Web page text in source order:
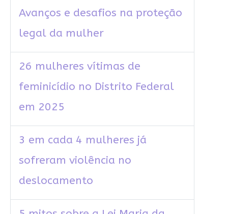
Avanços e desafios na proteção
legal da mulher
26 mulheres vítimas de
feminicídio no Distrito Federal
em 2025
3 em cada 4 mulheres já
sofreram violência no
deslocamento